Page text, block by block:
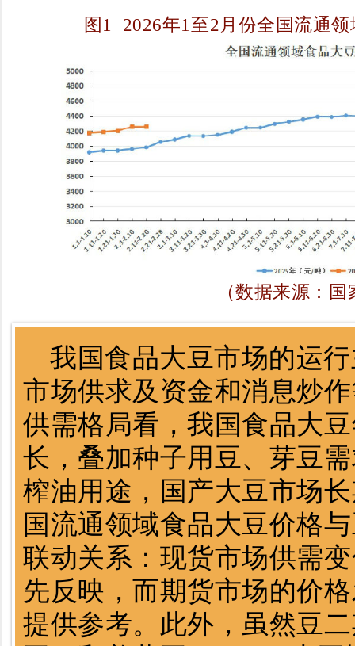
图1 2026年1至2月份全国流通
（数据来源：
我国食品大豆市场的运
市场供求及资金和消息炒
供需格局看，我国食品大
长，叠加种子用豆、芽豆
榨油用途，国产大豆市场
国流通领域食品大豆价格
联动关系：现货市场供需
先反映，而期货市场的价
提供参考。此外，虽然豆